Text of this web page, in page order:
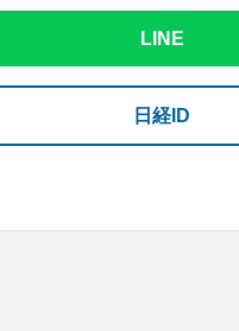
LINE
日経ID